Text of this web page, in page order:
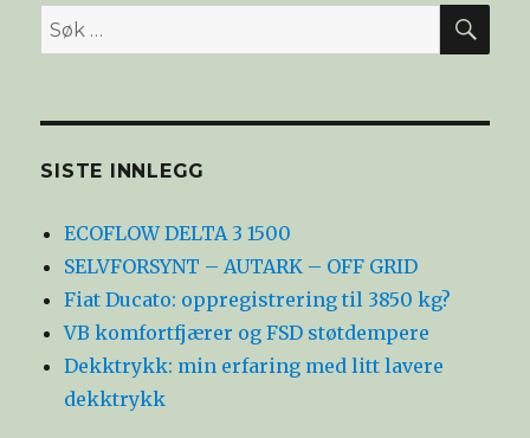
Søk
etter:
SISTE INNLEGG
ECOFLOW DELTA 3 1500
SELVFORSYNT – AUTARK – OFF GRID
Fiat Ducato: oppregistrering til 3850 kg?
VB komfortfjærer og FSD støtdempere
Dekktrykk: min erfaring med litt lavere
dekktrykk